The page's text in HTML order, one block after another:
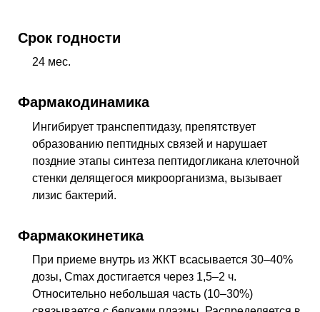
Срок годности
24 мес.
Фармакодинамика
Ингибирует транспептидазу, препятствует
образованию пептидных связей и нарушает
поздние этапы синтеза пептидогликана клеточной
стенки делящегося микроорганизма, вызывает
лизис бактерий.
Фармакокинетика
При приеме внутрь из ЖКТ всасывается 30–40%
дозы, Cmax достигается через 1,5–2 ч.
Относительно небольшая часть (10–30%)